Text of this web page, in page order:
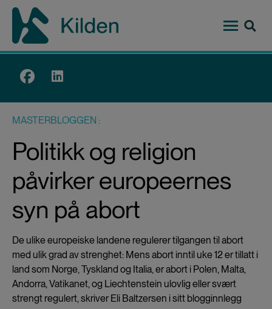
Hopp
hovedinnhold
Top
MASTERBLOGGEN
Politikk og religion
påvirker europeernes
syn på abort
De ulike europeiske landene regulerer tilgangen til abort
med ulik grad av strenghet: Mens abort inntil uke 12 er tillatt i
land som Norge, Tyskland og Italia, er abort i Polen, Malta,
Andorra, Vatikanet, og Liechtenstein ulovlig eller svært
strengt regulert, skriver Eli Baltzersen i sitt blogginnlegg